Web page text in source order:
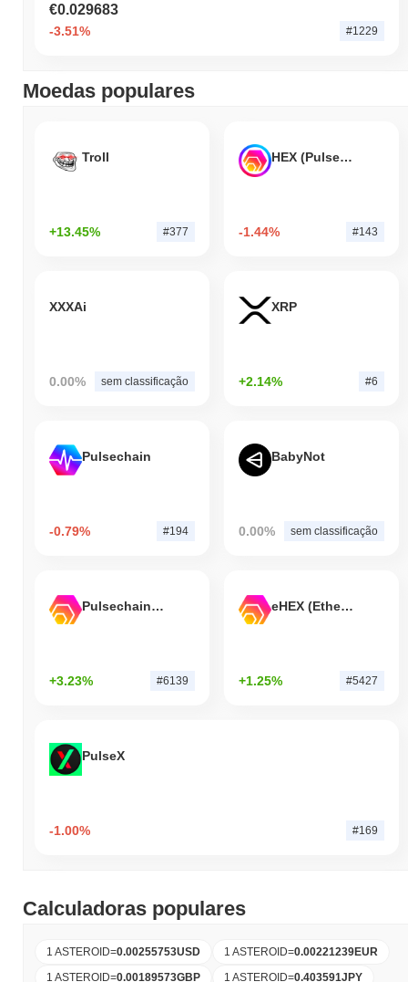
€0.029683
-3.51% #1229
Moedas populares
Troll
+13.45% #377
HEX (Pulsechain)
-1.44% #143
XXXAi
0.00% sem classificação
XRP
+2.14% #6
Pulsechain
-0.79% #194
BabyNot
0.00% sem classificação
Pulsechain Bridged HEX (Pulsechain)
+3.23% #6139
eHEX (Ethereum)
+1.25% #5427
PulseX
-1.00% #169
Calculadoras populares
1 ASTEROID=0.00255753USD 1 ASTEROID=0.00221239EUR
1 ASTEROID=0.00189573GBP 1 ASTEROID=0.403591JPY